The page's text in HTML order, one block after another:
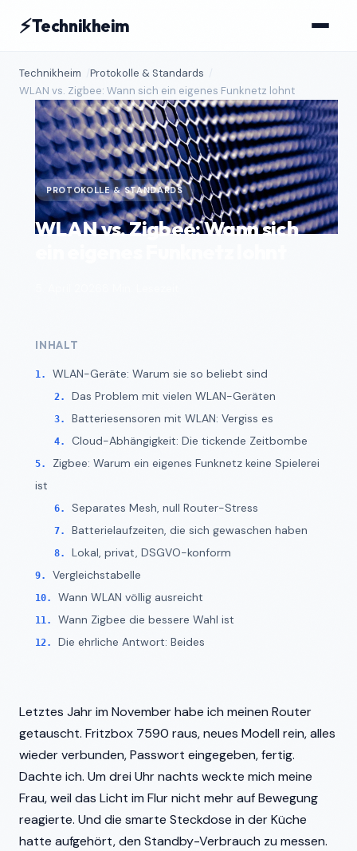
⚡Technikheim
Technikheim
Protokolle & Standards
WLAN vs. Zigbee: Wann sich ein eigenes Funknetz lohnt
PROTOKOLLE & STANDARDS
WLAN vs. Zigbee: Wann sich
INHALT
WLAN-Geräte: Warum sie so beliebt sind
Das Problem mit vielen WLAN-Geräten
Batteriesensoren mit WLAN: Vergiss es
Cloud-Abhängigkeit: Die tickende Zeitbombe
Zigbee: Warum ein eigenes Funknetz keine Spielerei
ist
Separates Mesh, null Router-Stress
Batterielaufzeiten, die sich gewaschen haben
Lokal, privat, DSGVO-konform
Vergleichstabelle
Wann WLAN völlig ausreicht
Wann Zigbee die bessere Wahl ist
Die ehrliche Antwort: Beides
Letztes Jahr im November habe ich meinen Router
getauscht. Fritzbox 7590 raus, neues Modell rein, alles
wieder verbunden, Passwort eingegeben, fertig.
Dachte ich. Um drei Uhr nachts weckte mich meine
Frau, weil das Licht im Flur nicht mehr auf Bewegung
reagierte. Und die smarte Steckdose in der Küche
hatte aufgehört, den Standby-Verbrauch zu messen.